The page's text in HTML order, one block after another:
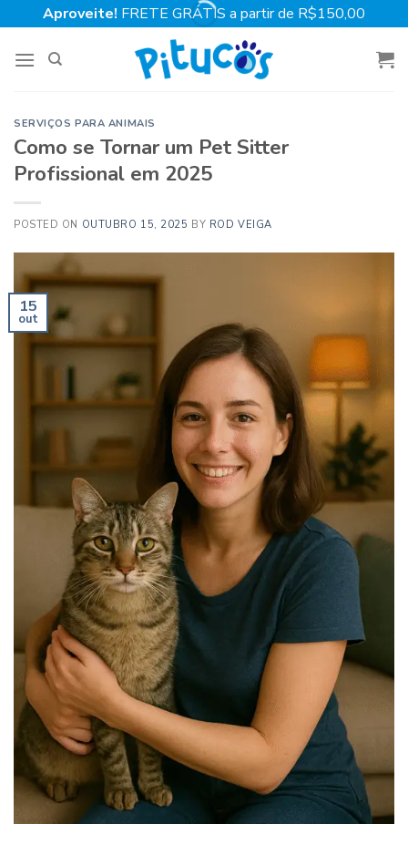
to
content
Aproveite! FRETE GRÁTIS a partir de R$150,00
SERVIÇOS PARA ANIMAIS
Como se Tornar um Pet Sitter
Profissional em 2025
POSTED ON OUTUBRO 15, 2025 BY ROD VEIGA
15
out